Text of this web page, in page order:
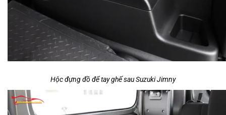
Hộc đựng đồ để tay ghế sau Suzuki Jimny